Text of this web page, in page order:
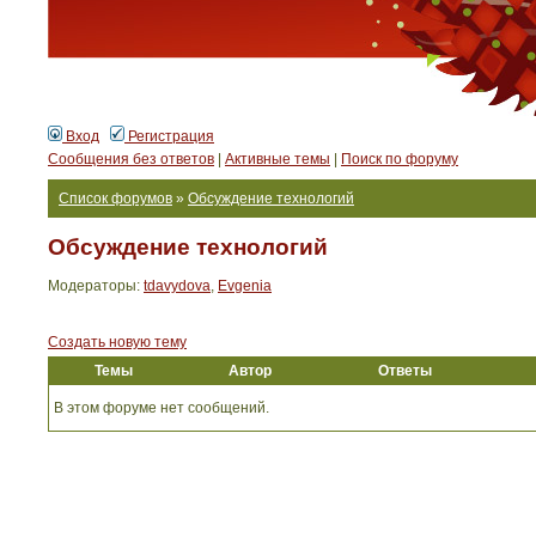
Вход
Регистрация
Сообщения без ответов
Активные темы Поиск по форуму
Список форумов » Обсуждение технологий
Обсуждение технологий
Модераторы: tdavydova, Evgenia
Создать новую тему
Темы
Автор Ответы
В этом форуме нет сообщений.